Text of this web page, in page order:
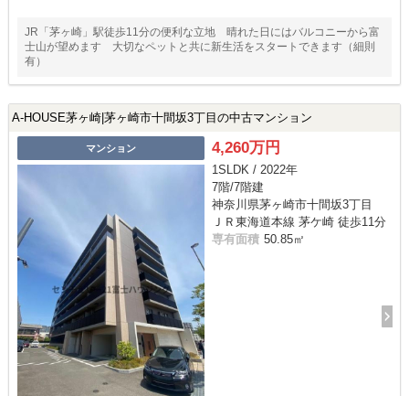
JR「茅ヶ崎」駅徒歩11分の便利な立地 晴れた日にはバルコニーから富
士山が望めます 大切なペットと共に新生活をスタートできます（細則
有）
A-HOUSE茅ヶ崎|茅ヶ崎市十間坂3丁目の中古マンション
マンション 4,260万円
1SLDK / 2022年
7階/7階建
神奈川県茅ヶ崎市十間坂3丁目
ＪＲ東海道本線 茅ケ崎 徒歩11分
専有面積 50.85㎡